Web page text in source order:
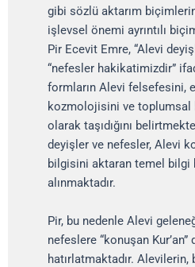
gibi sözlü aktarım
işlevsel önemi ayrıntılı
Pir Ecevit Emre, “Alevi
“nefesler hakikatimizdir”
formların Alevi felsefesini,
kozmolojisini ve toplumsal
olarak taşıdığını
deyişler ve nefesler, Alevi
bilgisini aktaran temel
alınmaktadır.
Pir, bu nedenle Alevi
nefeslere “konuşan
hatırlatmaktadır.